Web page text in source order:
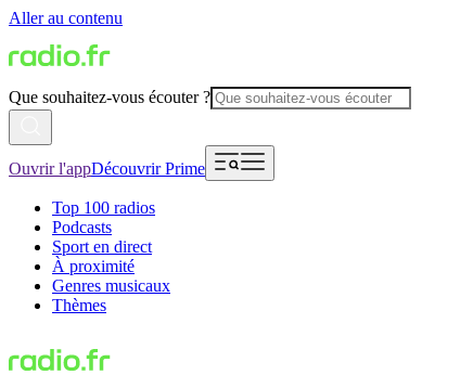
Aller au contenu
Que souhaitez-vous écouter ?
Ouvrir l'appDécouvrir Prime
Top 100 radios
Podcasts
Sport en direct
À proximité
Genres musicaux
Thèmes